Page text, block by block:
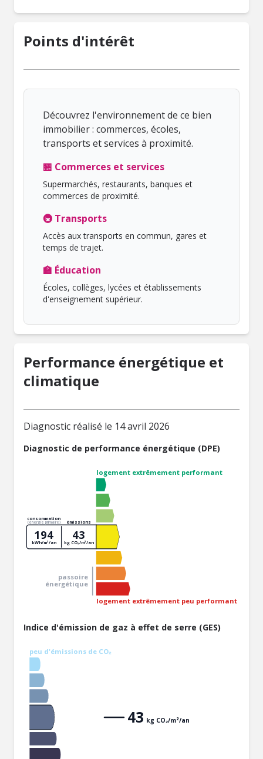
Points d'intérêt
Découvrez l'environnement de ce bien
immobilier : commerces, écoles,
transports et services à proximité.
🏪 Commerces et services
Supermarchés, restaurants, banques et
commerces de proximité.
🚇 Transports
Accès aux transports en commun, gares et
temps de trajet.
🏫 Éducation
Écoles, collèges, lycées et établissements
d'enseignement supérieur.
Performance énergétique et
climatique
Diagnostic réalisé le 14 avril 2026
Diagnostic de performance énergétique (DPE)
logement extrêmement performant
logement extrêmement peu performant
passoire
énergétique
consommation
(énergie primaire) émissions
194
kWh/m²/an
43
kg CO₂/m²/an
Indice d'émission de gaz à effet de serre (GES)
peu d'émissions de CO₂
43 kg CO₂/m²/an